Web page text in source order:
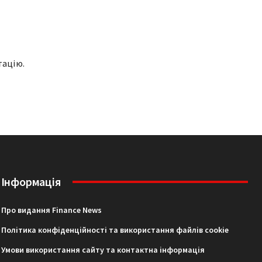
Інформація
Про видання Finance News
Політика конфіденційності та використання файлів cookie
Умови використання сайту та контактна інформація